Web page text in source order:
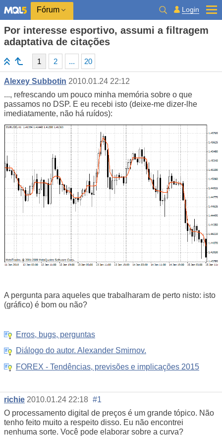
Fórum Login
Por interesse esportivo, assumi a filtragem
adaptativa de citações
1 2 ... 20
Alexey Subbotin 2010.01.24 22:12
..., refrescando um pouco minha memória sobre o que
passamos no DSP. E eu recebi isto (deixe-me dizer-lhe
imediatamente, não há ruídos):
A pergunta para aqueles que trabalharam de perto nisto: isto
(gráfico) é bom ou não?
Erros, bugs, perguntas
Diálogo do autor. Alexander Smirnov.
FOREX - Tendências, previsões e implicações 2015
richie 2010.01.24 22:18 #1
O processamento digital de preços é um grande tópico. Não
tenho feito muito a respeito disso. Eu não encontrei
nenhuma sorte. Você pode elaborar sobre a curva?